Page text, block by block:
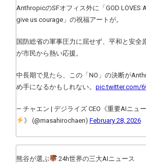
AnthropicのSFオフィス外に「GOD LOVES
give us courage」の祝福アートが。
国防総省の軍事圧力に屈せず、平和と安全
が市民から熱い応援。
中長期で見たら、この「NO」の決断が
め手になるかもしれない。 pic.twitter.com/
— チャエン | デジライズ CEO《重要AIニュ
》 (@masahirochaen) February 28, 2026
熊谷が選ぶ ໊ 24h世界の三大AIニュース